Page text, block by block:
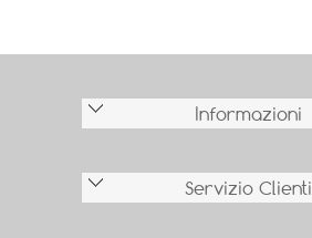
Informazioni
Servizio Clienti